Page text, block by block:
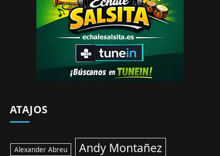
ATAJOS
Alexander Abreu Andy Montañez